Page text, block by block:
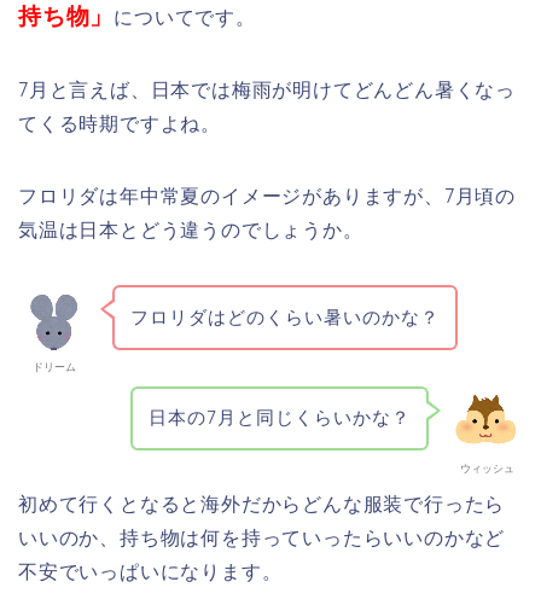
持ち物」 についてです。
7月と言えば、日本では梅雨が明けてどんどん暑くなっ
てくる時期ですよね。
フロリダは年中常夏のイメージがありますが、7月頃の
気温は日本とどう違うのでしょうか。
ドリーム
フロリダはどのくらい暑いのかな？
ウィッシュ
日本の7月と同じくらいかな？
初めて行くとなると海外だからどんな服装で行ったら
いいのか、持ち物は何を持っていったらいいのかなど
不安でいっぱいになります。